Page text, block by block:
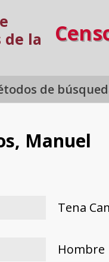
de
Manuel
Tena
Hombre